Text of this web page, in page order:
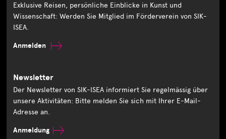
Exklusive Reisen, persönliche Einblicke in Kunst und
Wissenschaft: Werden Sie Mitglied im Förderverein von SIK-
ISEA.
Anmelden
Newsletter
Der Newsletter von SIK-ISEA informiert Sie regelmässig über
unsere Aktivitäten: Bitte melden Sie sich mit Ihrer E-Mail-
Adresse an.
Anmeldung